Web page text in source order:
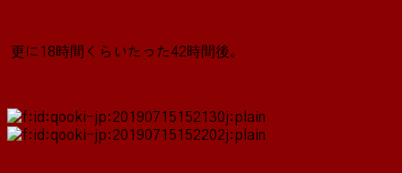
更に18時間くらいたった42時間後。